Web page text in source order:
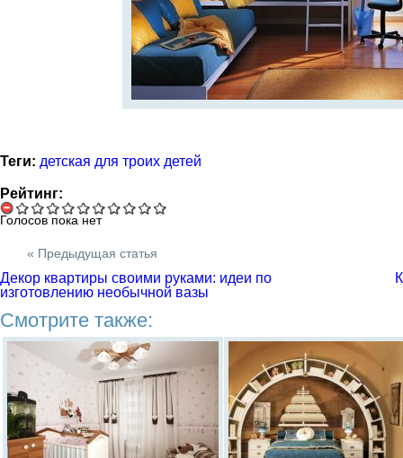
Теги: детская для троих детей
Рейтинг:
Голосов пока нет
« Предыдущая статья
Декор квартиры своими руками: идеи по
изготовлению необычной вазы
Смотрите также: